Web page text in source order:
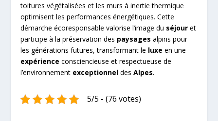
toitures végétalisées et les murs à inertie thermique
optimisent les performances énergétiques. Cette
démarche écoresponsable valorise l’image du séjour et
participe à la préservation des paysages alpins pour
les générations futures, transformant le luxe en une
expérience consciencieuse et respectueuse de
l’environnement exceptionnel desAlpes.
5/5 - (76 votes)